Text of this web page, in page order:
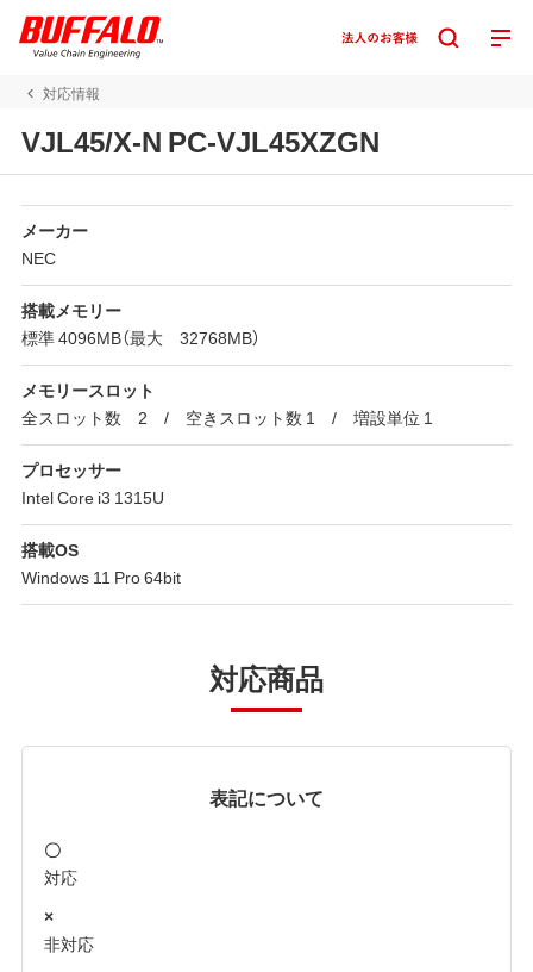
対応情報
VJL45/X-N PC-VJL45XZGN
メーカー
NEC
搭載メモリー
標準 4096MB（最大 32768MB）
メモリースロット
全スロット数 2 / 空きスロット数 1 / 増設単位 1
プロセッサー
Intel Core i3 1315U
搭載OS
Windows 11 Pro 64bit
対応商品
表記について
〇
対応
×
非対応